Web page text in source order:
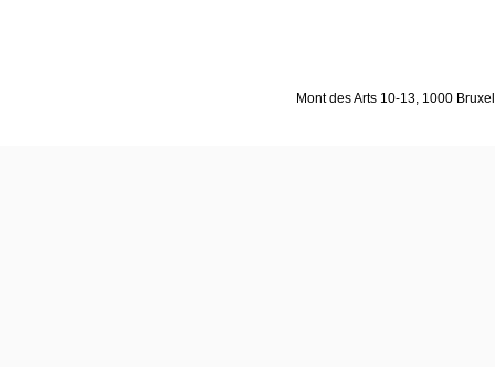
Mont des Arts 10-13, 1000